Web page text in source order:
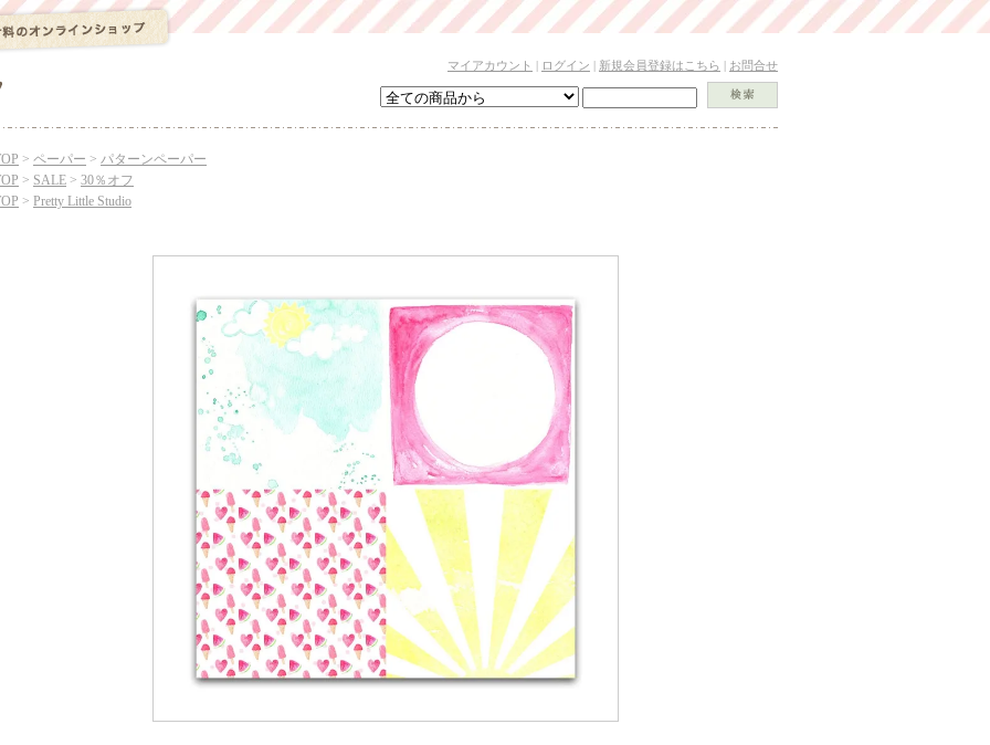
マイアカウント | ログイン | 新規会員登録はこちら | お問合せ
> ペーパー > パターンペーパー
> SALE > 30％オフ
> Pretty Little Studio